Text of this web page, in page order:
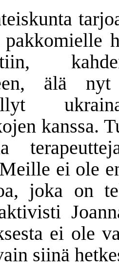
älä
kanssa.
ei ole
joka on
ei ole
siinä